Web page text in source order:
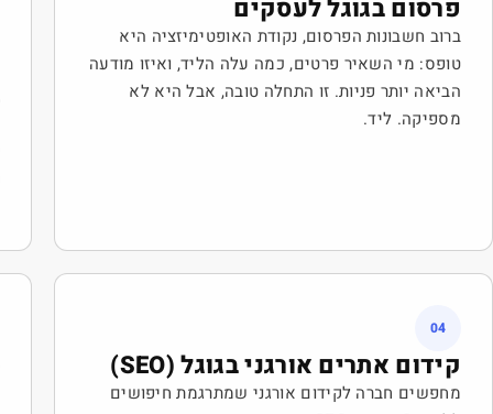
פרסום בגוגל לעסקים
ברוב חשבונות הפרסום, נקודת האופטימיזציה היא
טופס: מי השאיר פרטים, כמה עלה הליד, ואיזו מודעה
הביאה יותר פניות. זו התחלה טובה, אבל היא לא
מספיקה. ליד.
04
קידום אתרים אורגני בגוגל (SEO)
מחפשים חברה לקידום אורגני שמתרגמת חיפושים